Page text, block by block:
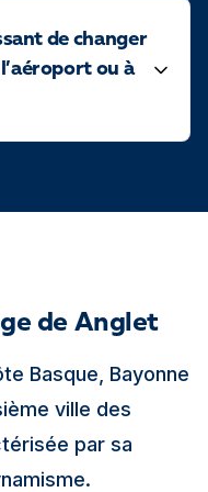
de changer
ou à
de Anglet
Basque, Bayonne
ville des
par sa